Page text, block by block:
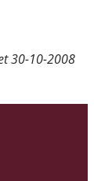
30-10-2008